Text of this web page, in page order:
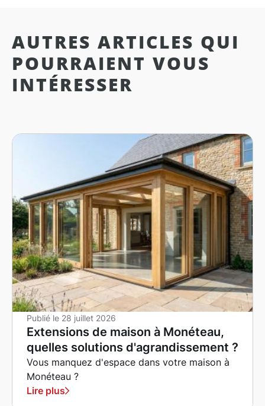
AUTRES ARTICLES QUI
POURRAIENT VOUS
INTÉRESSER
Publié le 28 juillet 2026
Extensions de maison à Monéteau,
quelles solutions d'agrandissement ?
Vous manquez d'espace dans votre maison à
Monéteau ?
Lire plus